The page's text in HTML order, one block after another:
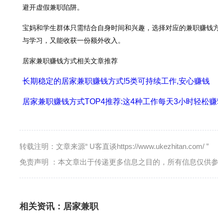
避开虚假兼职陷阱。
宝妈和学生群体只需结合自身时间和兴趣，选择对应的兼职赚钱
与学习，又能收获一份额外收入。
居家兼职赚钱方式相关文章推荐
长期稳定的居家兼职赚钱方式!5类可持续工作,安心赚钱
居家兼职赚钱方式TOP4推荐:这4种工作每天3小时轻松
转载注明：文章来源“ U客直谈https://www.ukezhitan.com/ ”
免责声明 ：本文章出于传递更多信息之目的，所有信息仅供
相关资讯： 居家兼职